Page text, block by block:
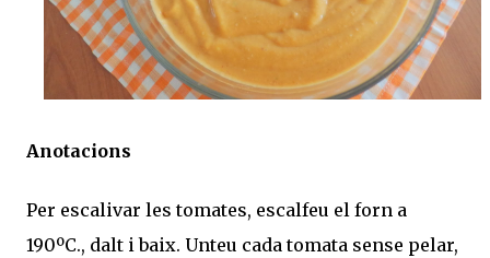
Anotacions
Per escalivar les tomates, escalfeu el forn a
190ºC., dalt i baix. Unteu cada tomata sense pelar,